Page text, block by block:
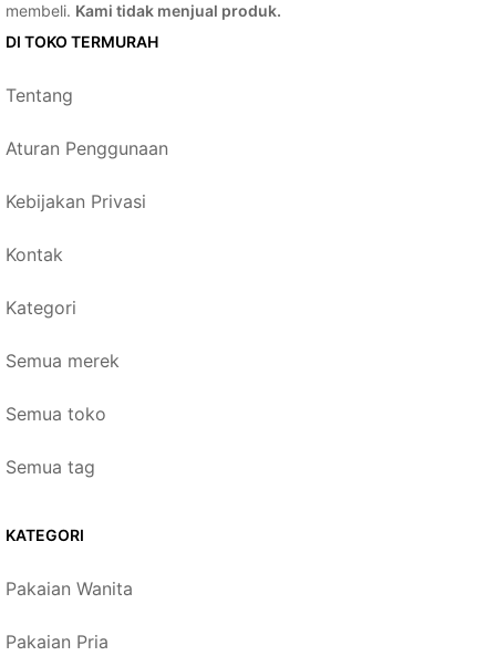
membeli. Kami tidak menjual produk.
DI TOKO TERMURAH
Tentang
Aturan Penggunaan
Kebijakan Privasi
Kontak
Kategori
Semua merek
Semua toko
Semua tag
KATEGORI
Pakaian Wanita
Pakaian Pria